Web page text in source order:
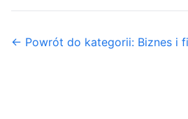
← Powrót do kategorii: Biznes i